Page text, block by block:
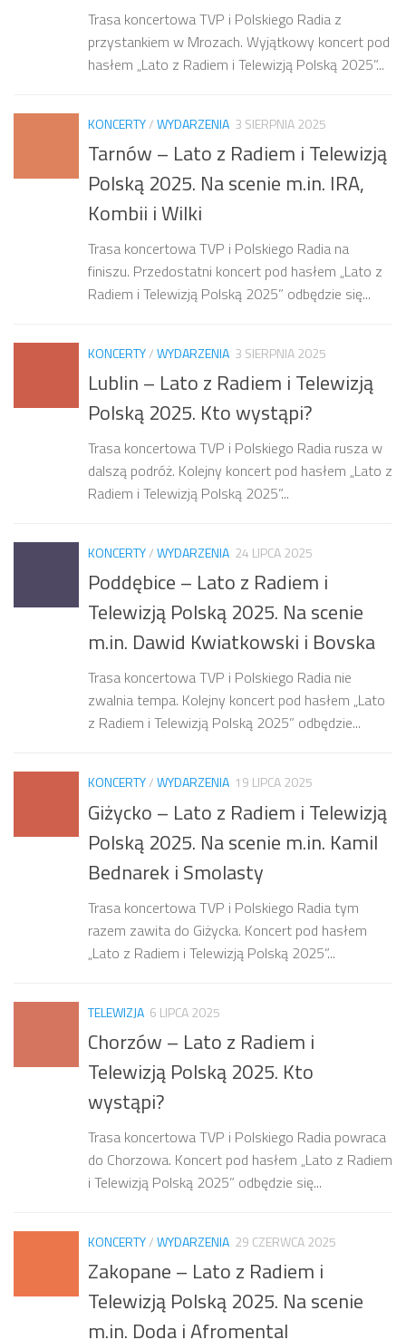
Trasa koncertowa TVP i Polskiego Radia z
przystankiem w Mrozach. Wyjątkowy koncert pod
hasłem „Lato z Radiem i Telewizją Polską 2025”...
KONCERTY/WYDARZENIA 3 SIERPNIA 2025
Tarnów – Lato z Radiem i Telewizją
Polską 2025. Na scenie m.in. IRA,
Kombii i Wilki
Trasa koncertowa TVP i Polskiego Radia na
finiszu. Przedostatni koncert pod hasłem „Lato z
Radiem i Telewizją Polską 2025” odbędzie się...
KONCERTY/WYDARZENIA 3 SIERPNIA 2025
Lublin – Lato z Radiem i Telewizją
Polską 2025. Kto wystąpi?
Trasa koncertowa TVP i Polskiego Radia rusza w
dalszą podróż. Kolejny koncert pod hasłem „Lato z
Radiem i Telewizją Polską 2025”...
KONCERTY/WYDARZENIA 24 LIPCA 2025
Poddębice – Lato z Radiem i
Telewizją Polską 2025. Na scenie
m.in. Dawid Kwiatkowski i Bovska
Trasa koncertowa TVP i Polskiego Radia nie
zwalnia tempa. Kolejny koncert pod hasłem „Lato
z Radiem i Telewizją Polską 2025” odbędzie...
KONCERTY/WYDARZENIA 19 LIPCA 2025
Giżycko – Lato z Radiem i Telewizją
Polską 2025. Na scenie m.in. Kamil
Bednarek i Smolasty
Trasa koncertowa TVP i Polskiego Radia tym
razem zawita do Giżycka. Koncert pod hasłem
„Lato z Radiem i Telewizją Polską 2025”...
TELEWIZJA 6 LIPCA 2025
Chorzów – Lato z Radiem i
Telewizją Polską 2025. Kto
wystąpi?
Trasa koncertowa TVP i Polskiego Radia powraca
do Chorzowa. Koncert pod hasłem „Lato z Radiem
i Telewizją Polską 2025” odbędzie się...
KONCERTY/WYDARZENIA 29 CZERWCA 2025
Zakopane – Lato z Radiem i
Telewizją Polską 2025. Na scenie
m.in. Doda i Afromental